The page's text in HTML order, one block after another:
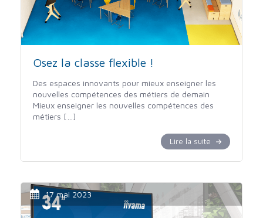
Osez la classe flexible !
Des espaces innovants pour mieux enseigner les
nouvelles compétences des métiers de demain
Mieux enseigner les nouvelles compétences des
métiers […]
Lire la suite
17 mai 2023